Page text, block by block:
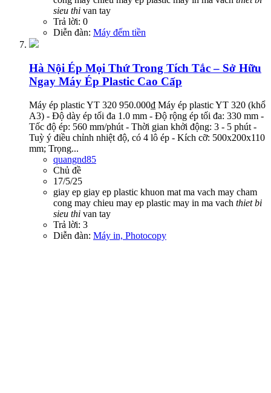
sieu thi van tay
Trả lời: 0
Diễn đàn: Máy đếm tiền
Hà Nội Ép Mọi Thứ Trong Tích Tắc – Sở Hữu
Ngay Máy Ép Plastic Cao Cấp
Máy ép plastic YT 320 950.000₫ Máy ép plastic YT 320 (khổ
A3) - Độ dày ép tối đa 1.0 mm - Độ rộng ép tối đa: 330 mm -
Tốc độ ép: 560 mm/phút - Thời gian khởi động: 3 - 5 phút -
Tuỳ ý điều chỉnh nhiệt độ, có 4 lô ép - Kích cỡ: 500x200x110
mm; Trọng...
quangnd85
Chủ đề
17/5/25
giay ep giay ep plastic khuon mat ma vach may cham
cong may chieu may ep plastic may in ma vach thiet bi
sieu thi van tay
Trả lời: 3
Diễn đàn: Máy in, Photocopy